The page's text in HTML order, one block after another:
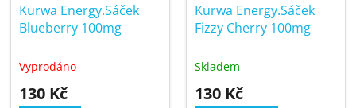
Kurwa Energy.Sáček
Blueberry 100mg
Vyprodáno
130 Kč
Kurwa Energy.Sáček
Fizzy Cherry 100mg
Skladem
130 Kč